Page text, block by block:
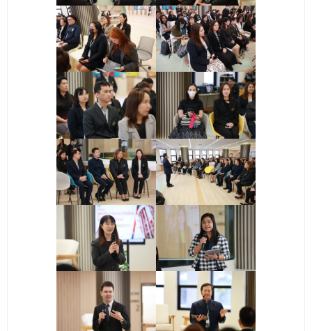
- การจัดการความรู้ (KM Scitech)
- โครงการบริหารจัดการพื้นที่ 10 ไร่ ด้านหลังโรงสีข้าว
สวนดุสิต จังหวัดปราจีนบุรี
- โครงการส่งเสริมการปลูกกล้วยเล็บมือนางฯ
- ผลงาน/รางวัล
- SDU Zero Waste
- งานวิจัย/นวัตกรรม
ติดต่อเรา